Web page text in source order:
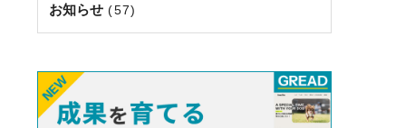
お知らせ (57)